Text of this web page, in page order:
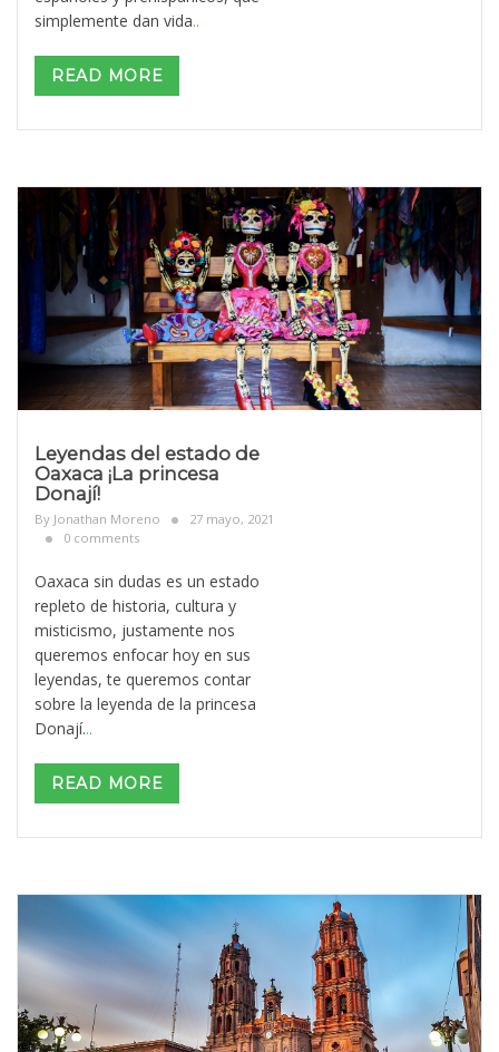
simplemente dan vida..
READ MORE
Leyendas del estado de
Oaxaca ¡La princesa
Donají!
By Jonathan Moreno
27 mayo, 2021
0 comments
Oaxaca sin dudas es un estado
repleto de historia, cultura y
misticismo, justamente nos
queremos enfocar hoy en sus
leyendas, te queremos contar
sobre la leyenda de la princesa
Donají...
READ MORE